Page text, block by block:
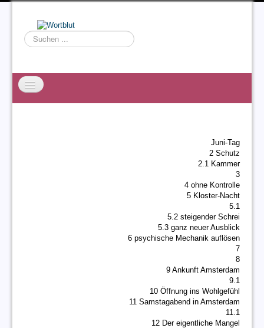
Suchen
...
Juni-Tag
2 Schutz
2.1 Kammer
3
4 ohne Kontrolle
5 Kloster-Nacht
5.1
5.2 steigender Schrei
5.3 ganz neuer Ausblick
6 psychische Mechanik auflösen
7
8
9 Ankunft Amsterdam
9.1
10 Öffnung ins Wohlgefühl
11 Samstagabend in Amsterdam
11.1
12 Der eigentliche Mangel